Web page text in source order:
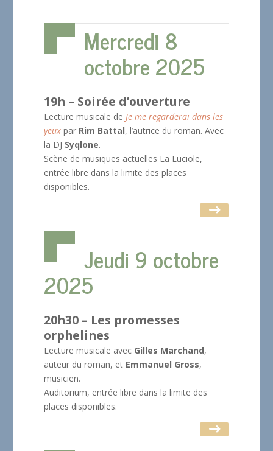
Mercredi 8
octobre 2025
19h – Soirée d’ouverture
Lecture musicale deJe me regarderai dans les
yeux par Rim Battal, l’autrice du roman. Avec
la DJ Syqlone.
Scène de musiques actuelles La Luciole,
entrée libre dans la limite des places
disponibles.
Jeudi 9 octobre
2025
20h30 – Les promesses
orphelines
Lecture musicale avec Gilles Marchand,
auteur du roman, et Emmanuel Gross,
musicien.
Auditorium, entrée libre dans la limite des
places disponibles.